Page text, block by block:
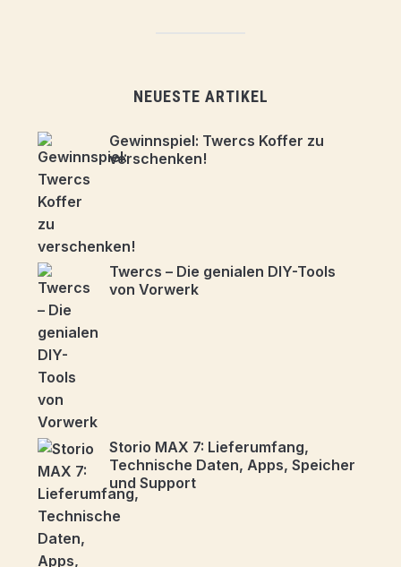
NEUESTE ARTIKEL
Gewinnspiel: Twercs Koffer zu
verschenken!
Twercs – Die genialen DIY-Tools
von Vorwerk
Storio MAX 7: Lieferumfang,
Technische Daten, Apps, Speicher
und Support